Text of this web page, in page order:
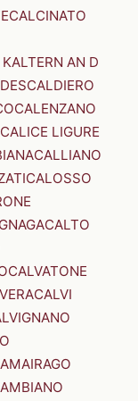
CALCINATO
AN D
CALDIERO
CALENZANO
CALICE LIGURE
CALLIANO
CALOSSO
CALTO
CALVATONE
CALVI